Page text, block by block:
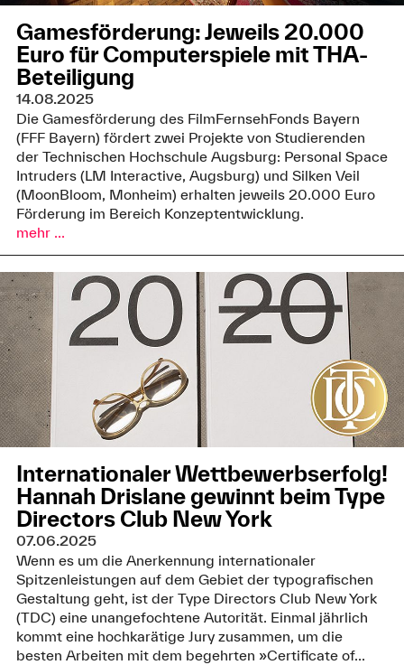
Gamesförderung: Jeweils 20.000
Euro für Computerspiele mit THA-
Beteiligung
14.08.2025
Die Gamesförderung des FilmFernsehFonds Bayern
(FFF Bayern) fördert zwei Projekte von Studierenden
der Technischen Hochschule Augsburg: Personal Space
Intruders (LM Interactive, Augsburg) und Silken Veil
(MoonBloom, Monheim) erhalten jeweils 20.000 Euro
Förderung im Bereich Konzeptentwicklung.
mehr ...
Internationaler Wettbewerbserfolg!
Hannah Drislane gewinnt beim Type
Directors Club New York
07.06.2025
Wenn es um die Anerkennung internationaler
Spitzenleistungen auf dem Gebiet der typografischen
Gestaltung geht, ist der Type Directors Club New York
(TDC) eine unangefochtene Autorität. Einmal jährlich
kommt eine hochkarätige Jury zusammen, um die
besten Arbeiten mit dem begehrten »Certificate of...